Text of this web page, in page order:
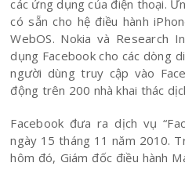
các ứng dụng của điện thoại.
có sẵn cho hệ điều hành
WebOS. Nokia và Research
dụng Facebook cho các dòng
người dùng truy cập vào
động trên 200 nhà khai thác
Facebook đưa ra dịch vụ
ngày 15 tháng 11 năm 2010.
hôm đó, Giám đốc điều hành